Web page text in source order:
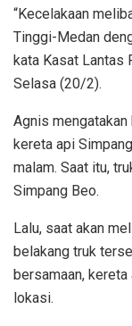
“Kecelakaan
Tinggi-Medan
kata Kasat Lantas
Selasa (20/2).
Agnis
kereta api
malam. Saat itu,
Simpang Beo.
Lalu, saat akan
belakang truk
bersamaan,
lokasi.